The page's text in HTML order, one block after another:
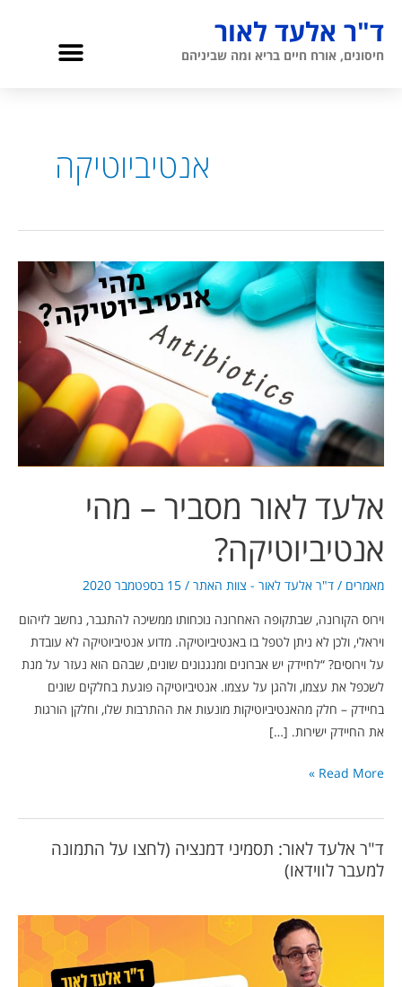
לתוכןד"ר אלעד לאור
חיסונים, אורח חיים בריא ומה שביניהם תפריט
ד"ר אלעד לאור: תסמיני דמנציה (לחצו על התמונה
למעבר לווידאו)
אנטיביוטיקה
אלעד לאור מסביר – מהי
אנטיביוטיקה?
מאמרים / ד"ר אלעד לאור - צוות האתר / 15 בספטמבר 2020
וירוס הקורונה, שבתקופה האחרונה נוכחותו ממשיכה להתגבר, נחשב לזיהום
ויראלי, ולכן לא ניתן לטפל בו באנטיביוטיקה. מדוע אנטיביוטיקה לא עובדת
על וירוסים? “לחיידק יש אברונים ומנגנונים שונים, שבהם הוא נעזר על מנת
לשכפל את עצמו, ולהגן על עצמו. אנטיביוטיקה פוגעת בחלקים שונים
בחיידק – חלק מהאנטיביוטיקות מונעות את ההתרבות שלו, וחלקן הורגות
את החיידק ישירות. […]
לאור
–
מהי
אנטיביוטיקה?
Read More »